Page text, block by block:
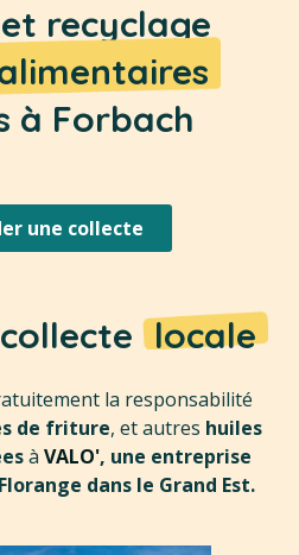
recyclage
à Forbach
une collecte
locale
la responsabilité
de friture, et autres huiles
à VALO', une entreprise
dans le Grand Est.